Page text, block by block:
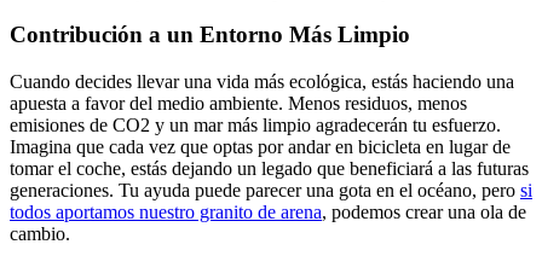
Contribución a un Entorno Más Limpio
Cuando decides llevar una vida más ecológica, estás haciendo una
apuesta a favor del medio ambiente. Menos residuos, menos
emisiones de CO2 y un mar más limpio agradecerán tu esfuerzo.
Imagina que cada vez que optas por andar en bicicleta en lugar de
tomar el coche, estás dejando un legado que beneficiará a las futuras
generaciones. Tu ayuda puede parecer una gota en el océano, pero si
todos aportamos nuestro granito de arena, podemos crear una ola de
cambio.